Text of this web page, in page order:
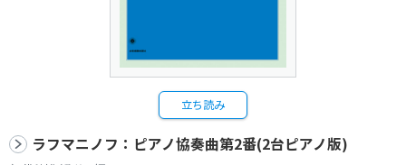
立ち読み
ラフマニノフ：ピアノ協奏曲第2番(2台ピアノ版)